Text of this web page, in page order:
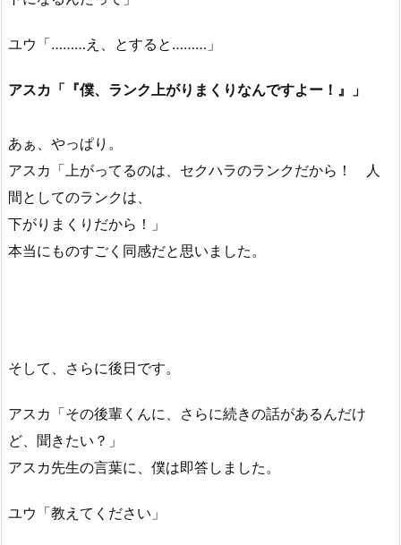
ユウ「………え、とすると………」
アスカ「『僕、ランク上がりまくりなんですよー！』」
あぁ、やっぱり。
アスカ「上がってるのは、セクハラのランクだから！ 人
間としてのランクは、
下がりまくりだから！」
本当にものすごく同感だと思いました。
そして、さらに後日です。
アスカ「その後輩くんに、さらに続きの話があるんだけ
ど、聞きたい？」
アスカ先生の言葉に、僕は即答しました。
ユウ「教えてください」